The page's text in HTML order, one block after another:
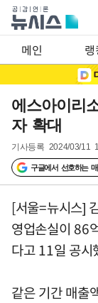
메인 랭
에스아이리
자 확대
기사등록 2024/03/11
구글에서 선호하는
[서울=뉴시스]
영업손실이 86
다고 11일 공시
같은 기간 매출